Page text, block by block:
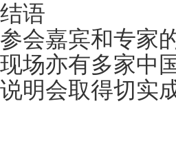
结语
参会嘉宾和专家
现场亦有多家中
说明会取得切实